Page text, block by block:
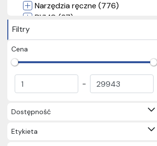
Narzędzia ręczne (776)
DYMO (37)
(260)
Wyprzedaż (2084)
Pozostałe (709)
Filtry
Cena
-
Dostępność
Etykieta